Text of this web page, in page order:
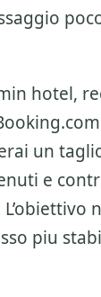
hotel,
un
e
piu